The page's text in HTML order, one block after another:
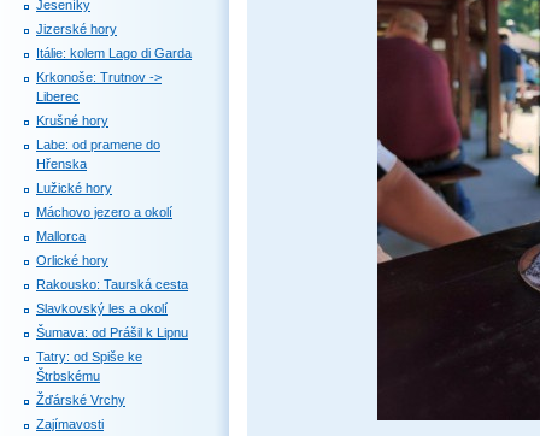
Jeseníky
Jizerské hory
Itálie: kolem Lago di Garda
Krkonoše: Trutnov ->
Liberec
Krušné hory
Labe: od pramene do
Hřenska
Lužické hory
Máchovo jezero a okolí
Mallorca
Orlické hory
Rakousko: Taurská cesta
Slavkovský les a okolí
Šumava: od Prášil k Lipnu
Tatry: od Spiše ke
Štrbskému
Žďárské Vrchy
Zajímavosti